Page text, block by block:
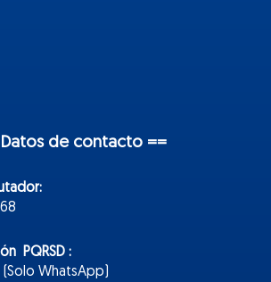
de contacto ==
PQRSD :
WhatsApp)